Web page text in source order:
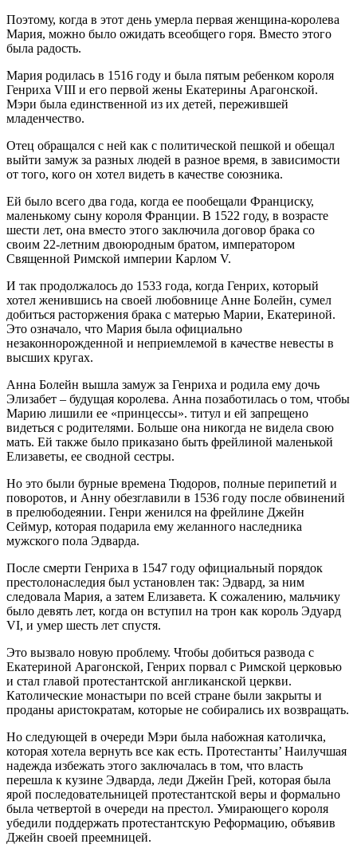
Поэтому, когда в этот день умерла первая женщина-королева
Мария, можно было ожидать всеобщего горя. Вместо этого
была радость.
Мария родилась в 1516 году и была пятым ребенком короля
Генриха VIII и его первой жены Екатерины Арагонской.
Мэри была единственной из их детей, пережившей
младенчество.
Отец обращался с ней как с политической пешкой и обещал
выйти замуж за разных людей в разное время, в зависимости
от того, кого он хотел видеть в качестве союзника.
Ей было всего два года, когда ее пообещали Франциску,
маленькому сыну короля Франции. В 1522 году, в возрасте
шести лет, она вместо этого заключила договор брака со
своим 22-летним двоюродным братом, императором
Священной Римской империи Карлом V.
И так продолжалось до 1533 года, когда Генрих, который
хотел женившись на своей любовнице Анне Болейн, сумел
добиться расторжения брака с матерью Марии, Екатериной.
Это означало, что Мария была официально
незаконнорожденной и неприемлемой в качестве невесты в
высших кругах.
Анна Болейн вышла замуж за Генриха и родила ему дочь
Элизабет – будущая королева. Анна позаботилась о том, чтобы
Марию лишили ее «принцессы». титул и ей запрещено
видеться с родителями. Больше она никогда не видела свою
мать. Ей также было приказано быть фрейлиной маленькой
Елизаветы, ее сводной сестры.
Но это были бурные времена Тюдоров, полные перипетий и
поворотов, и Анну обезглавили в 1536 году после обвинений
в прелюбодеянии. Генри женился на фрейлине Джейн
Сеймур, которая подарила ему желанного наследника
мужского пола Эдварда.
После смерти Генриха в 1547 году официальный порядок
престолонаследия был установлен так: Эдвард, за ним
следовала Мария, а затем Елизавета. К сожалению, мальчику
было девять лет, когда он вступил на трон как король Эдуард
VI, и умер шесть лет спустя.
Это вызвало новую проблему. Чтобы добиться развода с
Екатериной Арагонской, Генрих порвал с Римской церковью
и стал главой протестантской англиканской церкви.
Католические монастыри по всей стране были закрыты и
проданы аристократам, которые не собирались их возвращать.
Но следующей в очереди Мэри была набожная католичка,
которая хотела вернуть все как есть. Протестанты’ Наилучшая
надежда избежать этого заключалась в том, что власть
перешла к кузине Эдварда, леди Джейн Грей, которая была
ярой последовательницей протестантской веры и формально
была четвертой в очереди на престол. Умирающего короля
убедили поддержать протестантскую Реформацию, объявив
Джейн своей преемницей.